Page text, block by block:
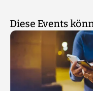
Diese Events